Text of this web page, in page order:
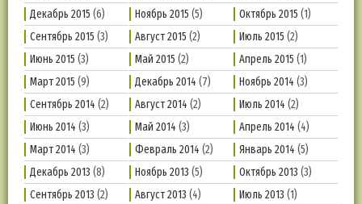
Декабрь 2015 (6) Ноябрь 2015 (5) Октябрь 2015 (1)
Сентябрь 2015 (3) Август 2015 (2) Июль 2015 (2)
Июнь 2015 (3) Май 2015 (2) Апрель 2015 (1)
Март 2015 (9) Декабрь 2014 (7) Ноябрь 2014 (3)
Сентябрь 2014 (2) Август 2014 (2) Июль 2014 (2)
Июнь 2014 (3) Май 2014 (3) Апрель 2014 (4)
Март 2014 (3) Февраль 2014 (2) Январь 2014 (5)
Декабрь 2013 (8) Ноябрь 2013 (5) Октябрь 2013 (3)
Сентябрь 2013 (2) Август 2013 (4) Июль 2013 (1)